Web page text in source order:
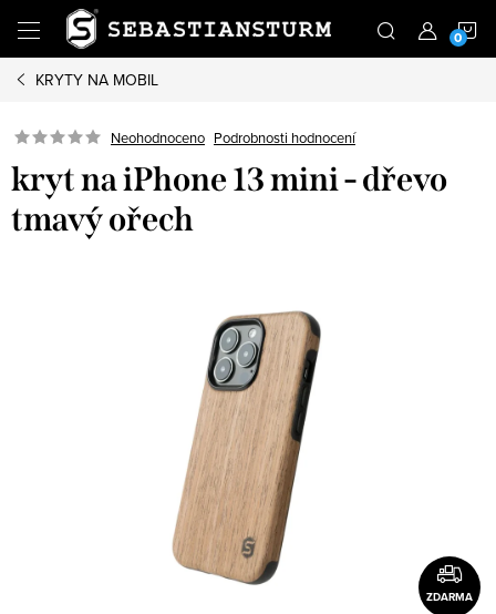
obsah
KRYTY NA MOBIL
Neohodnoceno Podrobnosti hodnocení
kryt na iPhone 13 mini - dřevo
tmavý ořech
ZDARMA